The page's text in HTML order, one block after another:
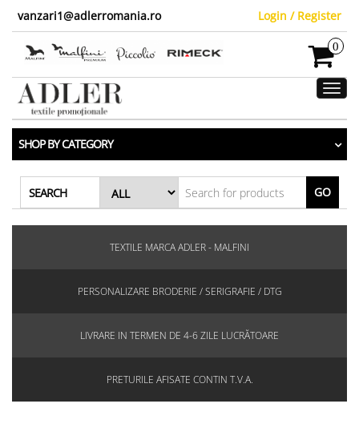
vanzari1@adlerromania.ro Login / Register
0
SHOP BY CATEGORY
SEARCH GO
TEXTILE MARCA ADLER - MALFINI
PERSONALIZARE BRODERIE / SERIGRAFIE / DTG
LIVRARE IN TERMEN DE 4-6 ZILE LUCRĂTOARE
PRETURILE AFISATE CONTIN T.V.A.